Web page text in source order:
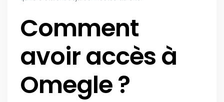
Comment
avoir accès à
Omegle ?